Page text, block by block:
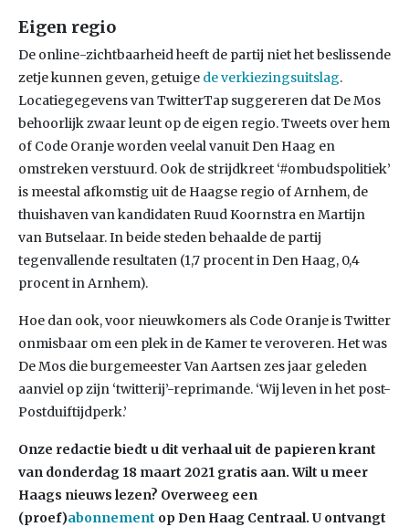
Eigen regio
De online-zichtbaarheid heeft de partij niet het beslissende
zetje kunnen geven, getuige de verkiezingsuitslag.
Locatiegegevens van TwitterTap suggereren dat De Mos
behoorlijk zwaar leunt op de eigen regio. Tweets over hem
of Code Oranje worden veelal vanuit Den Haag en
omstreken verstuurd. Ook de strijdkreet ‘#ombudspolitiek’
is meestal afkomstig uit de Haagse regio of Arnhem, de
thuishaven van kandidaten Ruud Koornstra en Martijn
van Butselaar. In beide steden behaalde de partij
tegenvallende resultaten (1,7 procent in Den Haag, 0,4
procent in Arnhem).
Hoe dan ook, voor nieuwkomers als Code Oranje is Twitter
onmisbaar om een plek in de Kamer te veroveren. Het was
De Mos die burgemeester Van Aartsen zes jaar geleden
aanviel op zijn ‘twitterij’-reprimande. ‘Wij leven in het post-
Postduiftijdperk.’
Onze redactie biedt u dit verhaal uit de papieren krant
van donderdag 18 maart 2021 gratis aan. Wilt u meer
Haags nieuws lezen? Overweeg een
(proef)abonnement op Den Haag Centraal. U ontvangt